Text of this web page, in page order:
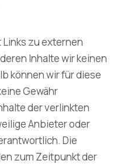
zu externen
Inhalte wir keinen
können wir für diese
Gewähr
der verlinkten
Anbieter oder
Die
zum Zeitpunkt der